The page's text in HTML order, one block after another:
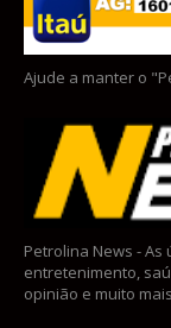
Ajude a manter o
Petrolina News -
entretenimento,
opinião e muito mais